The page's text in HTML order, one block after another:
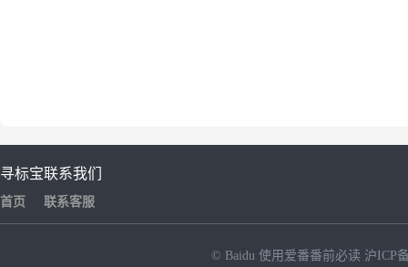
寻标宝
首页
联系我们
联系客服
© Baidu 使用爱番番前必读 沪ICP